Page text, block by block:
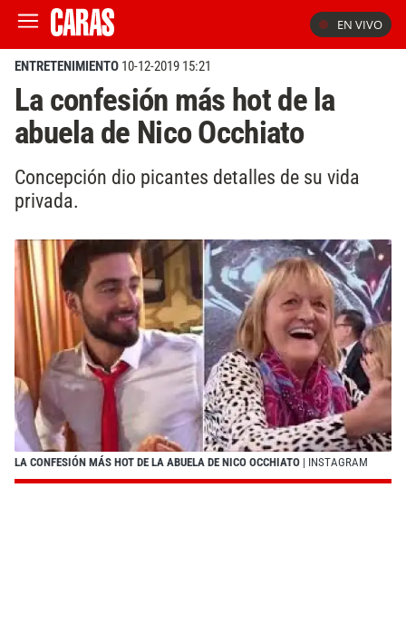
EN VIVO
ENTRETENIMIENTO 10-12-2019 15:21
La confesión más hot de la
abuela de Nico Occhiato
Concepción dio picantes detalles de su vida
privada.
LA CONFESIÓN MÁS HOT DE LA ABUELA DE NICO OCCHIATO | INSTAGRAM